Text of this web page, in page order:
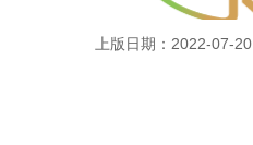
上版日期：2022-07-20